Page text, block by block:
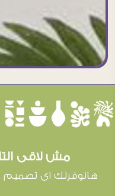
èûôçê
مش لاقى
هانوفرلك اى